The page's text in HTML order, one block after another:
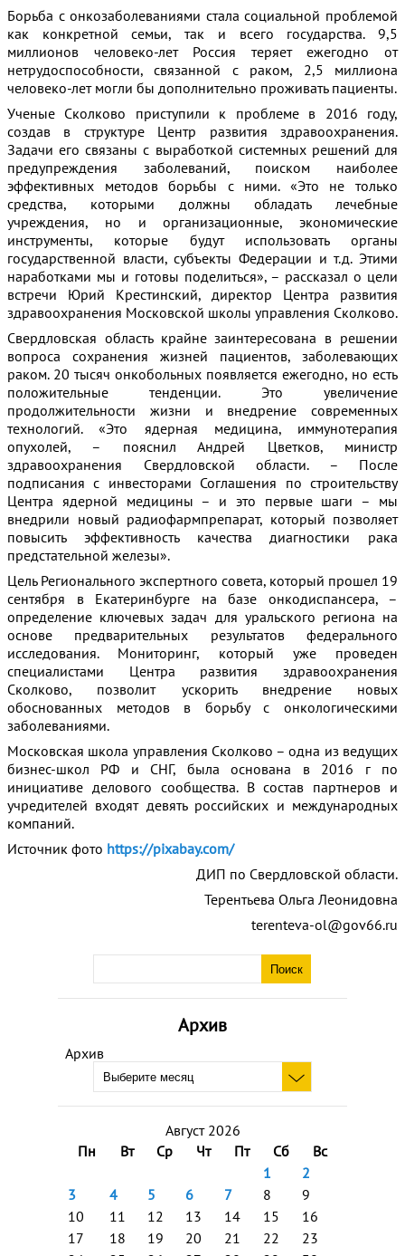
Архив
Архив
Август 2026
Пн
Вт Ср Чт Пт Сб
Вс
1
2
3
4 5 6 7 8
9
10
11 12 13 14 15
16
17
18 19 20 21 22
23
Борьба с онкозаболеваниями стала социальной проблемой
как конкретной семьи, так и всего государства. 9,5
миллионов человеко-лет Россия теряет ежегодно от
нетрудоспособности, связанной с раком, 2,5 миллиона
человеко-лет могли бы дополнительно проживать пациенты.
Ученые Сколково приступили к проблеме в 2016 году,
создав в структуре Центр развития здравоохранения.
Задачи его связаны с выработкой системных решений для
предупреждения заболеваний, поиском наиболее
эффективных методов борьбы с ними. «Это не только
средства, которыми должны обладать лечебные
учреждения, но и организационные, экономические
инструменты, которые будут использовать органы
государственной власти, субъекты Федерации и т.д. Этими
наработками мы и готовы поделиться», – рассказал о цели
встречи Юрий Крестинский, директор Центра развития
здравоохранения Московской школы управления Сколково.
Свердловская область крайне заинтересована в решении
вопроса сохранения жизней пациентов, заболевающих
раком. 20 тысяч онкобольных появляется ежегодно, но есть
положительные тенденции. Это увеличение
продолжительности жизни и внедрение современных
технологий. «Это ядерная медицина, иммунотерапия
опухолей, – пояснил Андрей Цветков, министр
здравоохранения Свердловской области. – После
подписания с инвесторами Соглашения по строительству
Центра ядерной медицины – и это первые шаги – мы
внедрили новый радиофармпрепарат, который позволяет
повысить эффективность качества диагностики рака
предстательной железы».
Цель Регионального экспертного совета, который прошел 19
сентября в Екатеринбурге на базе онкодиспансера, –
определение ключевых задач для уральского региона на
основе предварительных результатов федерального
исследования. Мониторинг, который уже проведен
специалистами Центра развития здравоохранения
Сколково, позволит ускорить внедрение новых
обоснованных методов в борьбу с онкологическими
заболеваниями.
Московская школа управления Сколково – одна из ведущих
бизнес-школ РФ и СНГ, была основана в 2016 г по
инициативе делового сообщества. В состав партнеров и
учредителей входят девять российских и международных
компаний.
Источник фото https://pixabay.com/
ДИП по Свердловской области.
Терентьева Ольга Леонидовна
terenteva-ol@gov66.ru